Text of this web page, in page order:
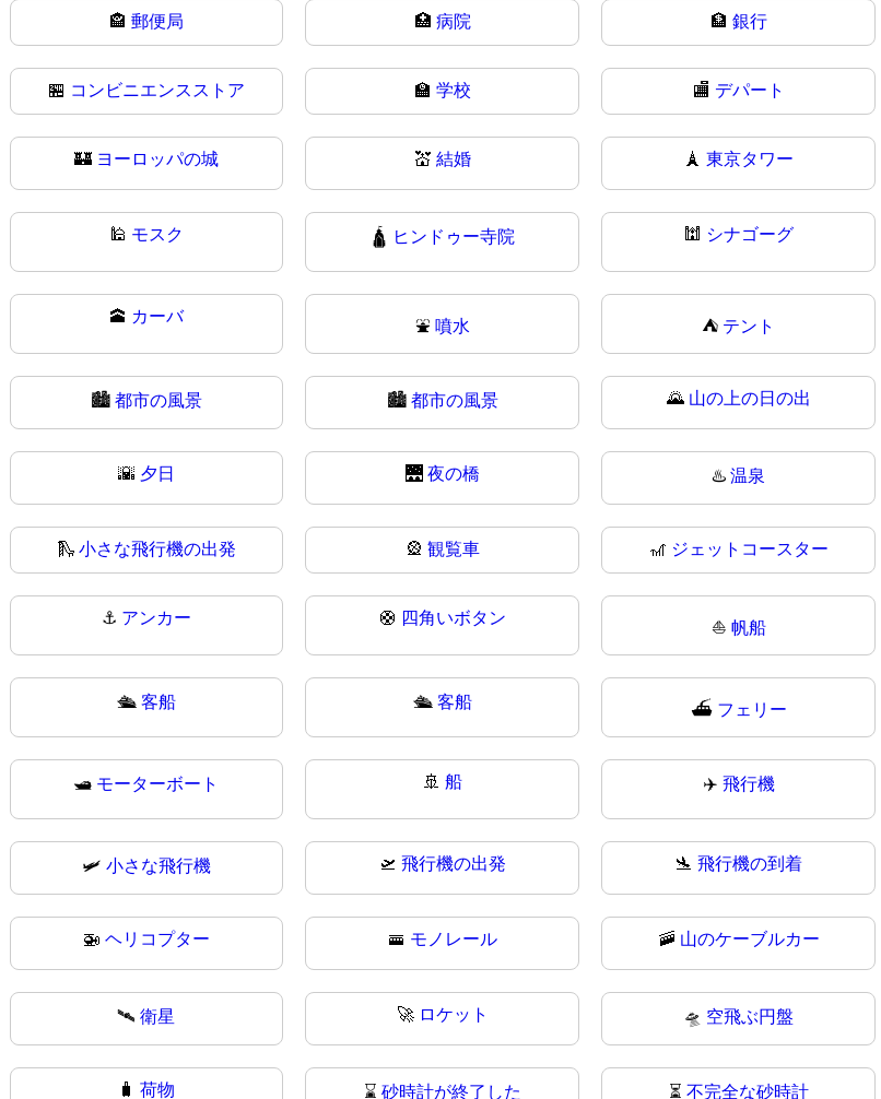
🏤 郵便局 🏥 病院 🏦 銀行
🏪 コンビニエンスストア 🏫 学校 🏬 デパート
🏰 ヨーロッパの城 💒 結婚 🗼 東京タワー
🕌 モスク 🛕 ヒンドゥー寺院 🕍 シナゴーグ
🕋 カーバ
⛲ 噴水 ⛺ テント
🏙️ 都市の風景 🏙 都市の風景 🌄 山の上の日の出
🌇 夕日 🌉 夜の橋 ♨️温泉
🛝 小さな飛行機の出発 🎡 観覧車 🎢 ジェットコースター
⚓ アンカー 🛟 四角いボタン
⛵ 帆船
🛳️ 客船 🛳 客船 ⛴️ フェリー
🛥 モーターボート 🚢 船 ✈️ 飛行機
🛩 小さな飛行機 🛫 飛行機の出発 🛬 飛行機の到着
🚁 ヘリコプター 🚟 モノレール 🚠 山のケーブルカー
🛰衛星 🚀 ロケット 🛸 空飛ぶ円盤
🧳 荷物 ⌛ 砂時計が終了した ⏳ 不完全な砂時計